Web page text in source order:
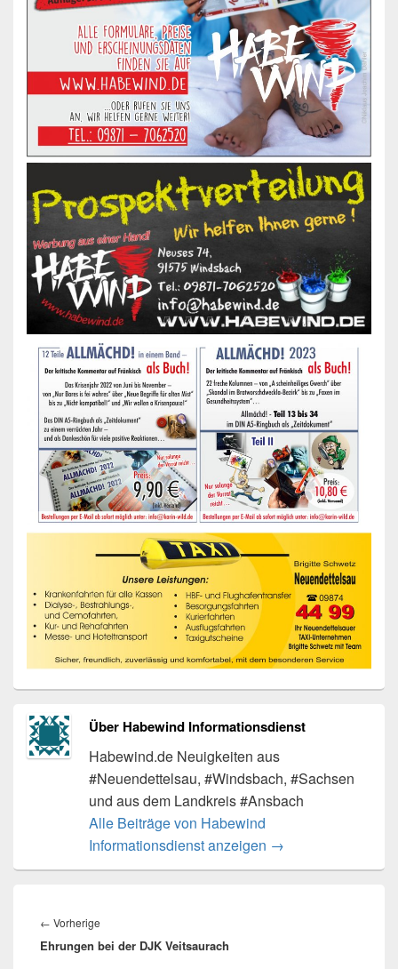
Über Habewind Informationsdienst
Habewind.de Neuigkeiten aus
#Neuendettelsau, #Windsbach, #Sachsen
und aus dem Landkreis #Ansbach
Alle Beiträge von Habewind
Informationsdienst anzeigen →
← Vorherige
Beitrag:
Ehrungen bei der DJK Veitsaurach